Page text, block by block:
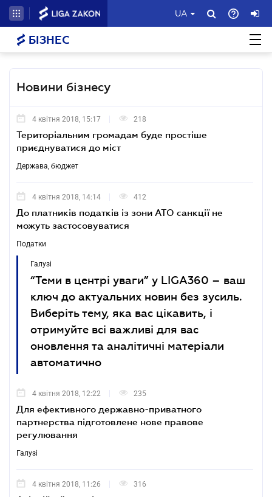
UA
БІЗНЕС
Новини бізнесу
4 квітня 2018, 15:17 218
Територіальним громадам буде простіше
приєднуватися до міст
Держава, бюджет
4 квітня 2018, 14:14 412
До платників податків із зони АТО санкції не
можуть застосовуватися
Податки
Галузі
“Теми в центрі уваги” у LIGA360 – ваш
ключ до актуальних новин без зусиль.
Виберіть тему, яка вас цікавить, і
отримуйте всі важливі для вас
оновлення та аналітичні матеріали
автоматично
4 квітня 2018, 12:22 235
Для ефективного державно-приватного
партнерства підготовлене нове правове
регулювання
Галузі
4 квітня 2018, 11:26 316